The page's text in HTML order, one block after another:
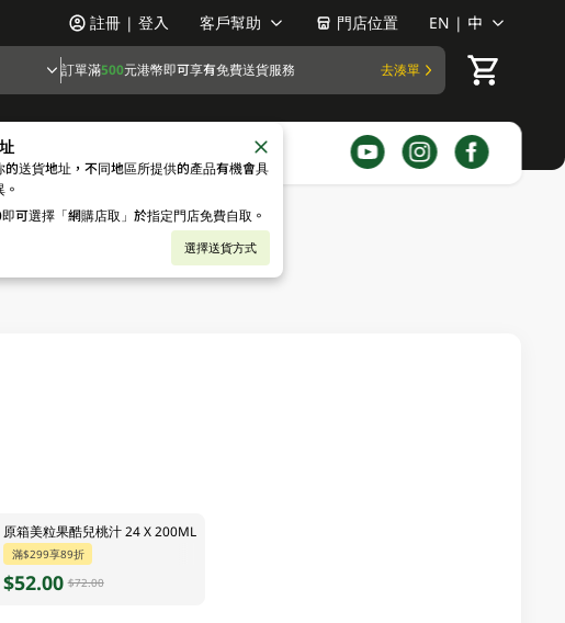
註冊 | 登入 客戶幫助 門店位置 EN | 中
訂單滿500元港幣即可享有免費送貨服務 去湊單
的送貨地址，不同地區所提供的產品有機會具
可選擇「網購店取」於指定門店免費自取。
選擇送貨方式
原箱美粒果酷兒桃汁 24 X 200ML
滿$299享89折
$52.00 $72.00